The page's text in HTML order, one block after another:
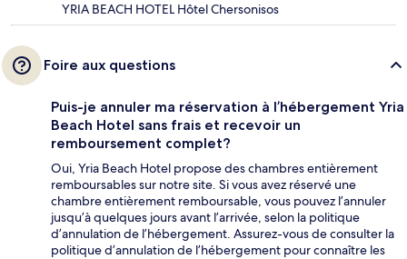
YRIA BEACH HOTEL Hôtel Chersonisos
Foire aux questions
Puis-je annuler ma réservation à l’hébergement Yria
Beach Hotel sans frais et recevoir un
remboursement complet?
Oui, Yria Beach Hotel propose des chambres entièrement
remboursables sur notre site. Si vous avez réservé une
chambre entièrement remboursable, vous pouvez l’annuler
jusqu’à quelques jours avant l’arrivée, selon la politique
d’annulation de l’hébergement. Assurez-vous de consulter la
politique d’annulation de l’hébergement pour connaître les